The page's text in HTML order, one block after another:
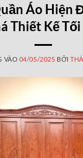
Áo Hiện
Thiết Kế
VÀO 04/05/2025 BỞI